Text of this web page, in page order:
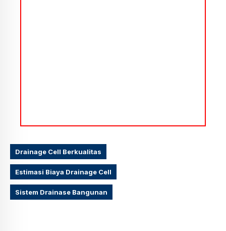
Drainage Cell Berkualitas
Estimasi Biaya Drainage Cell
Sistem Drainase Bangunan